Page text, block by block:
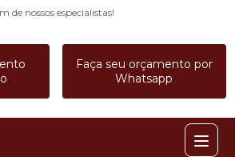
de nossos especialistas!
Faça seu orçamento por
Whatsapp